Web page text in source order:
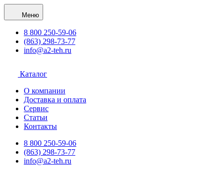
Меню
8 800 250-59-06
(863) 298-73-77
info@a2-teh.ru
Каталог
О компании
Доставка и оплата
Сервис
Статьи
Контакты
8 800 250-59-06
(863) 298-73-77
info@a2-teh.ru